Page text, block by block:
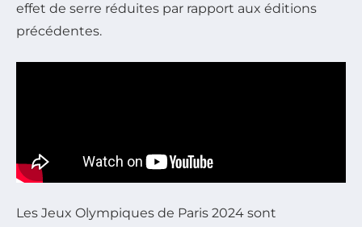
effet de serre réduites par rapport aux éditions
précédentes.
Les Jeux Olympiques de Paris 2024 sont